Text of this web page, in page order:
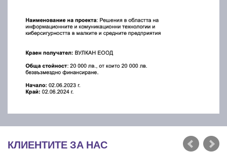
КЛИЕНТИТЕ ЗА НАС